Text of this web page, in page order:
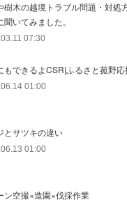
樹木の越境トラブル問題・対
聞いてみました。
07:30
もできるよCSR|ふるさと菰野
01:00
とサツキの違い
01:00
ン空撮×造園×伐採作業